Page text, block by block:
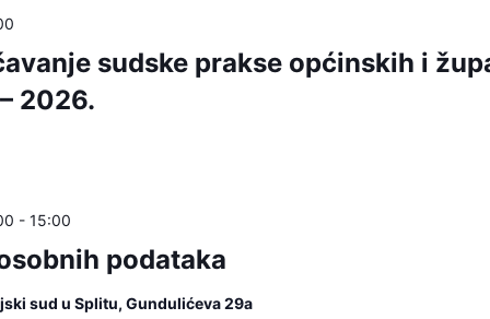
sudske prakse općinskih i
2026.
podataka
- 15:00
sud u Splitu, Gundulićeva 29a